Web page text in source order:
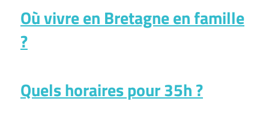
Où vivre en Bretagne en famille
?
Quels horaires pour 35h ?